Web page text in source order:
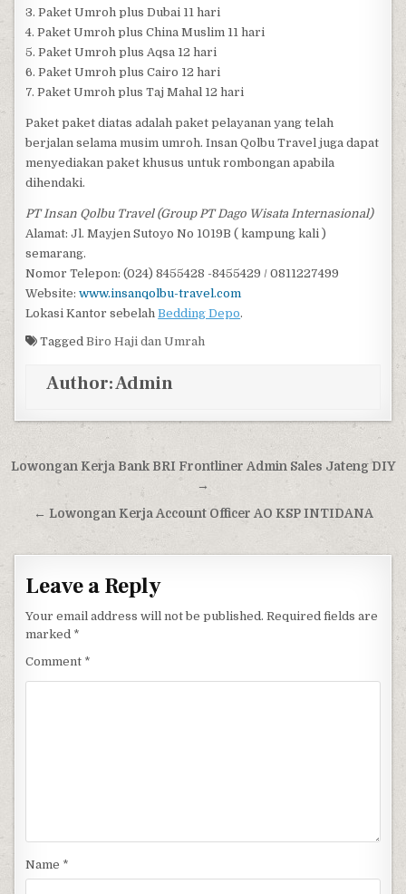
3. Paket Umroh plus Dubai 11 hari
4. Paket Umroh plus China Muslim 11 hari
5. Paket Umroh plus Aqsa 12 hari
6. Paket Umroh plus Cairo 12 hari
7. Paket Umroh plus Taj Mahal 12 hari
Paket paket diatas adalah paket pelayanan yang telah
berjalan selama musim umroh. Insan Qolbu Travel juga dapat
menyediakan paket khusus untuk rombongan apabila
dihendaki.
PT Insan Qolbu Travel (Group PT Dago Wisata Internasional)
Alamat: Jl. Mayjen Sutoyo No 1019B ( kampung kali )
semarang.
Nomor Telepon: (024) 8455428 -8455429 / 0811227499
Website:www.insanqolbu-travel.com
Lokasi Kantor sebelahBedding Depo.
TaggedBiro Haji dan Umrah
Author:Admin
Post navigation
Lowongan Kerja Bank BRI Frontliner Admin Sales Jateng DIY
→
← Lowongan Kerja Account Officer AO KSP INTIDANA
Leave a Reply
Your email address will not be published. Required fields are
marked *
Comment *
Name *